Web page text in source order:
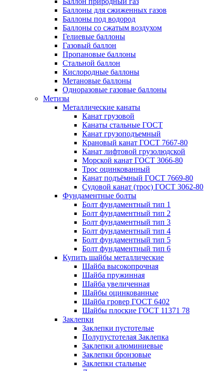
Баллоны для сжиженных газов
Баллоны под водород
Баллоны со сжатым воздухом
Гелиевые баллоны
Газовый баллон
Пропановые баллоны
Стальной баллон
Кислородные баллоны
Метановые баллоны
Одноразовые газовые баллоны
Метизы
Металлические канаты
Канат грузовой
Канаты стальные ГОСТ
Канат грузоподъемный
Крановый канат ГОСТ 7667-80
Канат лифтовой грузолюдской
Морской канат ГОСТ 3066-80
Трос оцинкованный
Канат подъёмный ГОСТ 7669-80
Судовой канат (трос) ГОСТ 3062-80
Фундаментные болты
Болт фундаментный тип 1
Болт фундаментный тип 2
Болт фундаментный тип 3
Болт фундаментный тип 4
Болт фундаментный тип 5
Болт фундаментный тип 6
Купить шайбы металлические
Шайба высокопрочная
Шайба пружинная
Шайба увеличенная
Шайбы оцинкованные
Шайба гровер ГОСТ 6402
Шайбы плоские ГОСТ 11371 78
Заклепки
Заклепки пустотелые
Полупустотелая Заклепка
Заклепки алюминиевые
Заклепки бронзовые
Заклепки стальные